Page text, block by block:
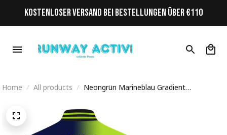
KOSTENLOSER VERSAND BEI BESTELLUNGEN ÜBER €110
Home All products
Neongrün Marineblau Gradient